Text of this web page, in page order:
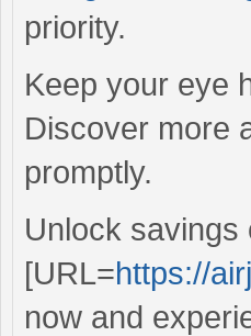
priority.
Keep your eye
Discover more
promptly.
Unlock savings
[URL=https://
now and